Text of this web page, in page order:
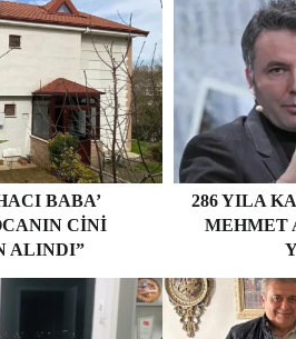
BABA’
CINI
ALINDI”
286 YILA
MEHMET